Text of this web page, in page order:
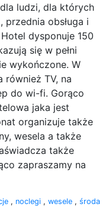
ludzi, dla których
obsługa i
dysponuje 150
się w pełni
wykończone. W
również TV, na
do wi-fi. Gorąco
jaka jest
organizuje także
wesela a także
także
zapraszamy na
, noclegi , wesele , środa